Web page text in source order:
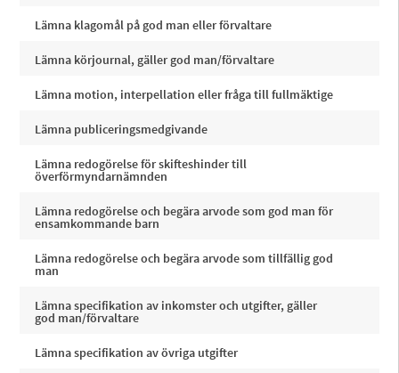
Lämna klagomål på god man eller förvaltare
Lämna körjournal, gäller god man/förvaltare
Lämna motion, interpellation eller fråga till fullmäktige
Lämna publiceringsmedgivande
Lämna redogörelse för skifteshinder till
överförmyndarnämnden
Lämna redogörelse och begära arvode som god man för
ensamkommande barn
Lämna redogörelse och begära arvode som tillfällig god
man
Lämna specifikation av inkomster och utgifter, gäller
god man/förvaltare
Lämna specifikation av övriga utgifter